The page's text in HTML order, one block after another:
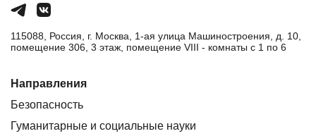
115088, Россия, г. Москва, 1-ая улица Машиностроения, д. 10,
помещение 306, 3 этаж, помещение VIII - комнаты с 1 по 6
Направления
Безопасность
Гуманитарные и социальные науки